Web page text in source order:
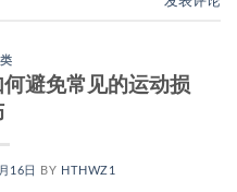
避免常见的运动损
16日 BY HTHWZ1